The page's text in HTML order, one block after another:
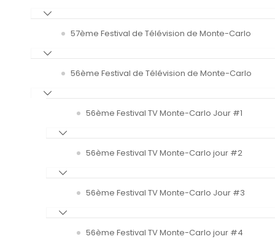
57ème Festival de Télévision de Monte-Carlo
56ème Festival de Télévision de Monte-Carlo
56ème Festival TV Monte-Carlo Jour #1
56ème Festival TV Monte-Carlo jour #2
56ème Festival TV Monte-Carlo Jour #3
56ème Festival TV Monte-Carlo jour #4